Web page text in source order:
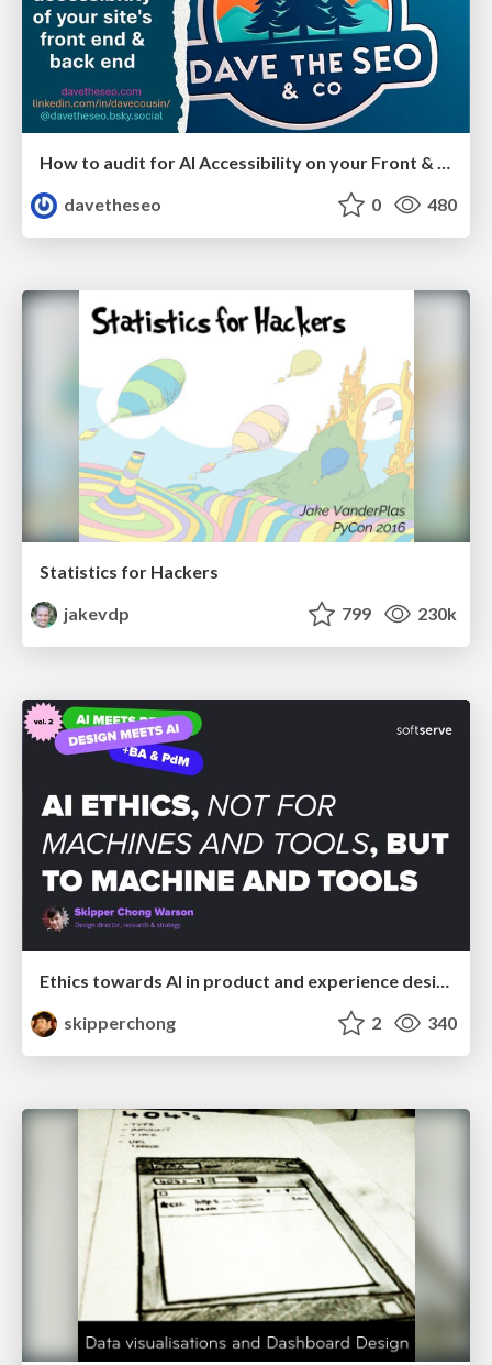
davetheseo
0 480
Statistics for Hackers
jakevdp
799 230k
Ethics towards AI in product and experience design
skipperchong
2 340